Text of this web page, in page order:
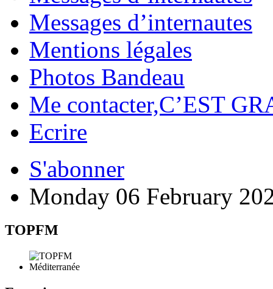
Messages d’internautes
Mentions légales
Photos Bandeau
Me contacter,C’EST
Ecrire
S'abonner
Monday 06 February
TOPFM